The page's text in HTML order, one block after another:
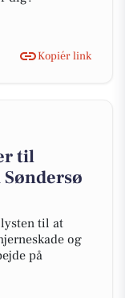
Kopiér link
til
til at
og
på